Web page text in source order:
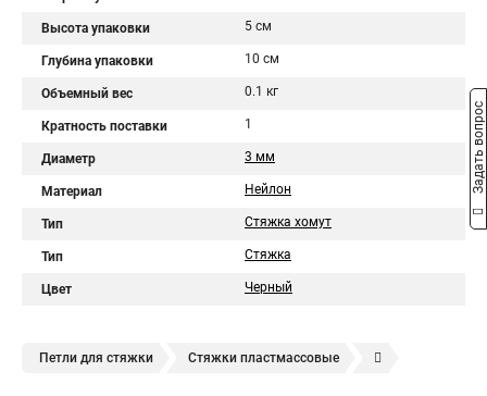
Высота упаковки 5 см
Глубина упаковки 10 см
Объемный вес 0.1 кг
Кратность поставки 1
Диаметр 3 мм
Материал Нейлон
Тип Стяжка хомут
Тип Стяжка
Цвет Черный
Петли для стяжки Стяжки пластмассовые
Задать вопрос